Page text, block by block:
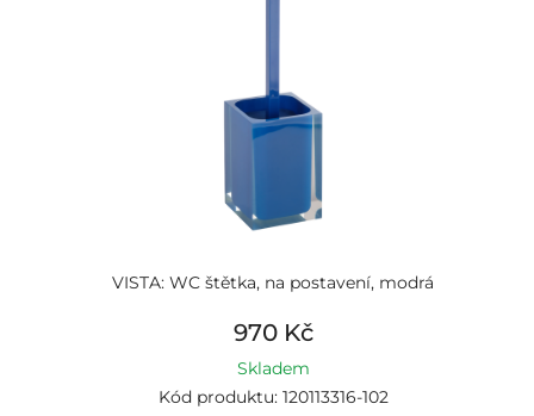
VISTA: WC štětka, na postavení, modrá
970 Kč
Skladem
Kód produktu: 120113316-102